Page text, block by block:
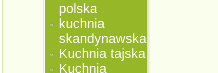
polska
kuchnia
skandynawska
Kuchnia tajska
Kuchnia